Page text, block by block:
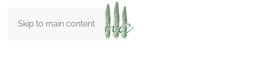
Skip to main content